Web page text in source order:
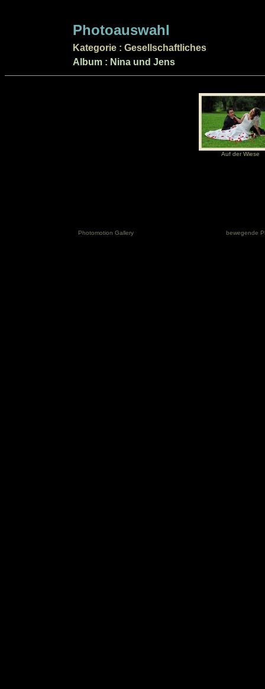
Photoauswahl
Kategorie : Gesellschaftliches
Album : Nina und Jens
Auf der Wiese
Photomotion Gallery bewegende